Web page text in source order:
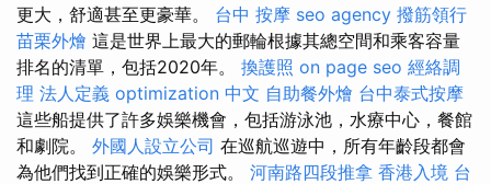
更大，舒適甚至更豪華。 台中 按摩 seo agency 撥筋領行
苗栗外燴 這是世界上最大的郵輪根據其總空間和乘客容量
排名的清單，包括2020年。 換護照 on page seo 經絡調
理 法人定義 optimization 中文 自助餐外燴 台中泰式按摩
這些船提供了許多娛樂機會，包括游泳池，水療中心，餐館
和劇院。 外國人設立公司 在巡航巡遊中，所有年齡段都會
為他們找到正確的娛樂形式。 河南路四段推拿 香港入境 台